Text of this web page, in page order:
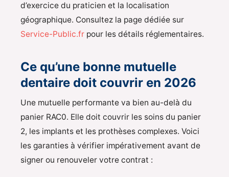
d’exercice du praticien et la localisation
géographique. Consultez la page dédiée sur
Service-Public.fr pour les détails réglementaires.
Ce qu’une bonne mutuelle
dentaire doit couvrir en 2026
Une mutuelle performante va bien au-delà du
panier RAC0. Elle doit couvrir les soins du panier
2, les implants et les prothèses complexes. Voici
les garanties à vérifier impérativement avant de
signer ou renouveler votre contrat :